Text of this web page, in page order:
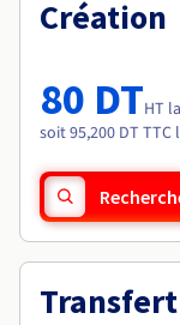
Tarifs
Roadmap & Changelog
Roadmap & Changelog
Création
80 DTHT
soit 95,200 DT TTC
Transfert